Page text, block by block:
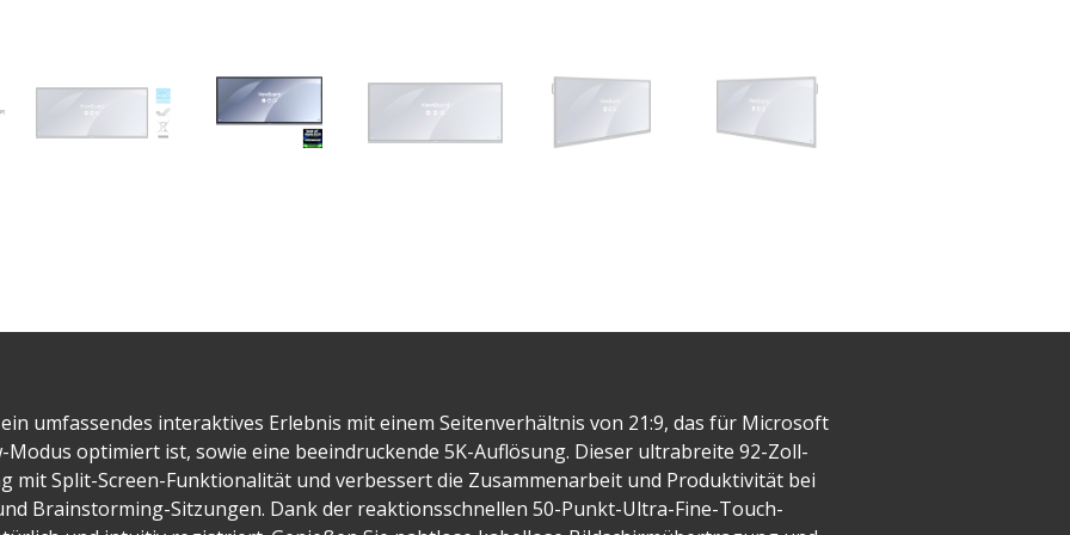
umfassendes interaktives Erlebnis mit einem Seitenverhältnis von 21:9, das für Microsoft
Modus optimiert ist, sowie eine beeindruckende 5K-Auflösung. Dieser ultrabreite 92-Zoll-
mit Split-Screen-Funktionalität und verbessert die Zusammenarbeit und Produktivität bei
Brainstorming-Sitzungen. Dank der reaktionsschnellen 50-Punkt-Ultra-Fine-Touch-